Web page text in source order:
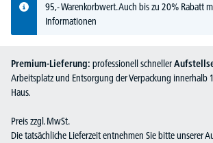
95,- Warenkorbwert. Auch bis zu 20% Rabatt
Informationen
Premium-Lieferung: professionell schneller
Arbeitsplatz und Entsorgung der Verpackung innerhalb
Haus.
Preis zzgl. MwSt.
Die tatsächliche Lieferzeit entnehmen Sie bitte unserer